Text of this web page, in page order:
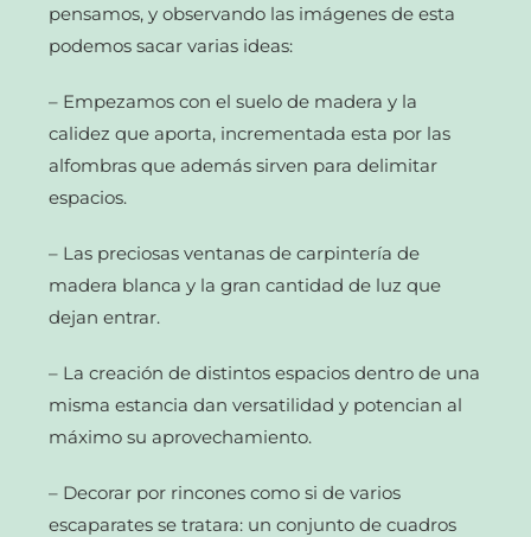
pensamos, y observando las imágenes de esta
podemos sacar varias ideas:
– Empezamos con el suelo de madera y la
calidez que aporta, incrementada esta por las
alfombras que además sirven para delimitar
espacios.
– Las preciosas ventanas de carpintería de
madera blanca y la gran cantidad de luz que
dejan entrar.
– La creación de distintos espacios dentro de una
misma estancia dan versatilidad y potencian al
máximo su aprovechamiento.
– Decorar por rincones como si de varios
escaparates se tratara: un conjunto de cuadros